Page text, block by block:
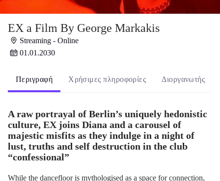
EX a Film By George Markakis
Streaming - Online
01.01.2030
Περιγραφή Χρήσιμες πληροφορίες Διοργανωτής
A raw portrayal of Berlin’s uniquely hedonistic
culture, EX joins Diana and a carousel of
majestic misfits as they indulge in a night of
lust, truths and self destruction in the club
“confessional”
While the dancefloor is mythologised as a space for connection,